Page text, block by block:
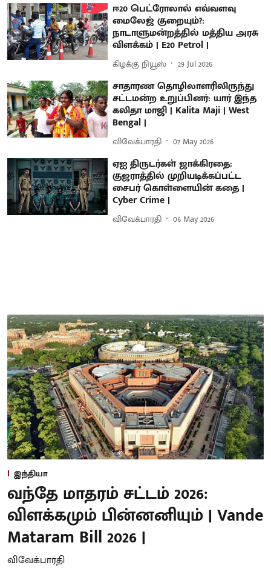
ஈ20 பெட்ரோலால் எவ்வளவு
மைலேஜ் குறையும்?:
நாடாளுமன்றத்தில் மத்திய அரசு
விளக்கம் | E20 Petrol |
கிழக்கு நியூஸ் 29 Jul 2026
சாதாரண தொழிலாளரிலிருந்து
சட்டமன்ற உறுப்பினர்: யார் இந்த
கலிதா மாஜி | Kalita Maji | West
Bengal |
விவேக்பாரதி 07 May 2026
ஏஐ திருடர்கள் ஜாக்கிரதை:
குஜராத்தில் முறியடிக்கப்பட்ட
சைபர் கொள்ளையின் கதை |
Cyber Crime |
விவேக்பாரதி 06 May 2026
இந்தியா
வந்தே மாதரம் சட்டம் 2026:
விளக்கமும் பின்னனியும் | Vande
Mataram Bill 2026 |
விவேக்பாரதி